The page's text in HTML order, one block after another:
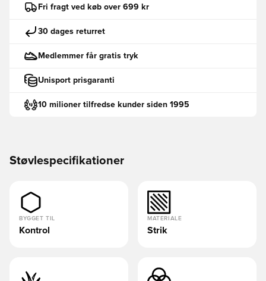
Fri fragt ved køb over 699 kr
30 dages returret
Medlemmer får gratis tryk
Unisport prisgaranti
10 milioner tilfredse kunder siden 1995
Støvlespecifikationer
BYGGET TIL
Kontrol
MATERIALE
Strik